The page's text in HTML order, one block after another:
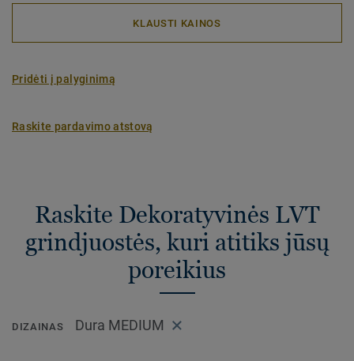
KLAUSTI KAINOS
Pridėti į palyginimą
Raskite pardavimo atstovą
Raskite Dekoratyvinės LVT
grindjuostės, kuri atitiks jūsų
poreikius
DIZAINAS Dura MEDIUM